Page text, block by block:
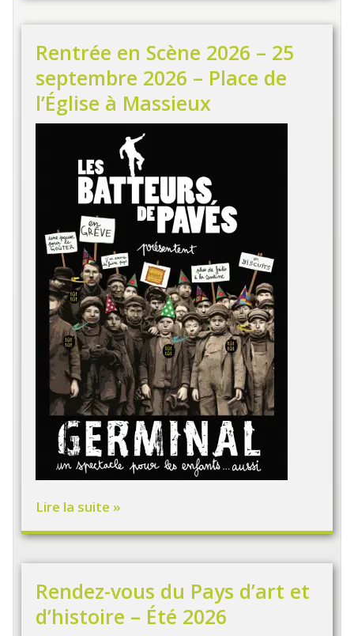
Rentrée en Scène 2026 – 25
septembre 2026 – Place de
l’Église à Massieux
Lire la suite »
Rendez-vous du Pays d’art et
d’histoire – Été 2026